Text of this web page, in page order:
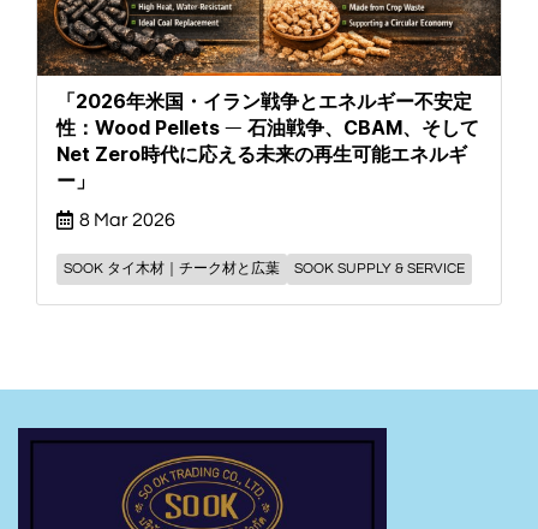
「2026年米国・イラン戦争とエネルギー不安定
性：Wood Pellets ― 石油戦争、CBAM、そして
Net Zero時代に応える未来の再生可能エネルギ
ー」
8 Mar 2026
SOOK タイ木材｜チーク材と広葉 SOOK SUPPLY & SERVICE